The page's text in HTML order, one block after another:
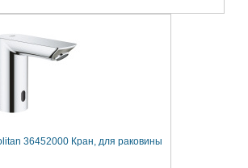
36452000 Кран, для раковины